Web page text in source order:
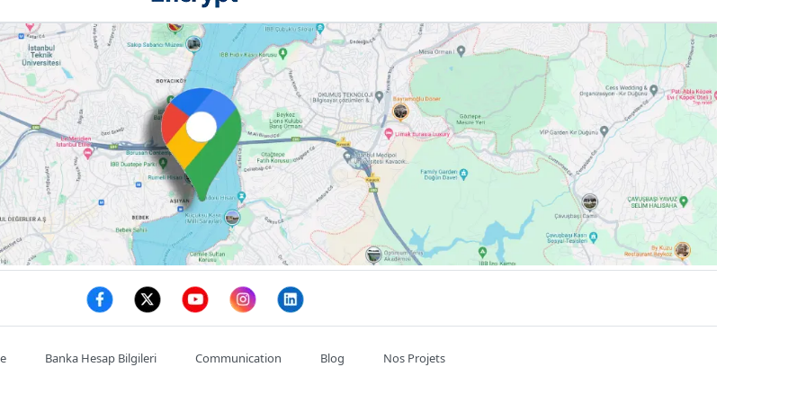
Banka Hesap Bilgileri Communication Blog Nos Projets